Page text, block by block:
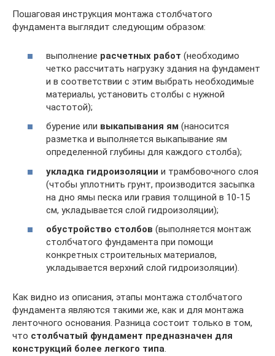
Пошаговая инструкция монтажа столбчатого
фундамента выглядит следующим образом:
выполнение расчетных работ (необходимо
четко рассчитать нагрузку здания на фундамент
и в соответствии с этим выбрать необходимые
материалы, установить столбы с нужной
частотой);
бурение или выкапывания ям (наносится
разметка и выполняется выкапывание ям
определенной глубины для каждого столба);
укладка гидроизоляции и трамбовочного слоя
(чтобы уплотнить грунт, производится засыпка
на дно ямы песка или гравия толщиной в 10-15
см, укладывается слой гидроизоляции);
обустройство столбов (выполняется монтаж
столбчатого фундамента при помощи
конкретных строительных материалов,
укладывается верхний слой гидроизоляции).
Как видно из описания, этапы монтажа столбчатого
фундамента являются такими же, как и для монтажа
ленточного основания. Разница состоит только в том,
что столбчатый фундамент предназначен для
конструкций более легкого типа.